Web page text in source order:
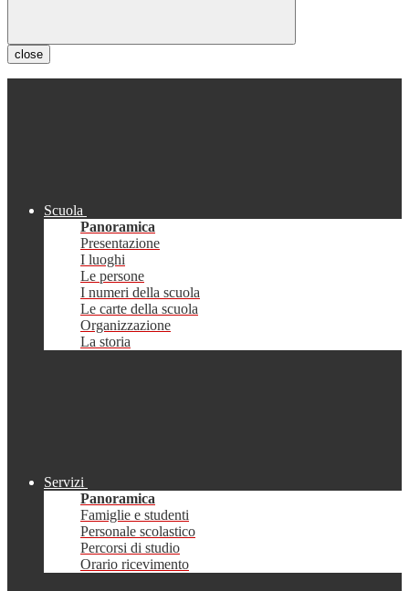
close
Scuola
Panoramica
Presentazione
I luoghi
Le persone
I numeri della scuola
Le carte della scuola
Organizzazione
La storia
Servizi
Panoramica
Famiglie e studenti
Personale scolastico
Percorsi di studio
Orario ricevimento